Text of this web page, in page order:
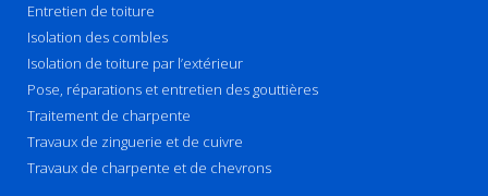
Entretien de toiture
Isolation des combles
Isolation de toiture par l’extérieur
Pose, réparations et entretien des gouttières
Traitement de charpente
Travaux de zinguerie et de cuivre
Travaux de charpente et de chevrons